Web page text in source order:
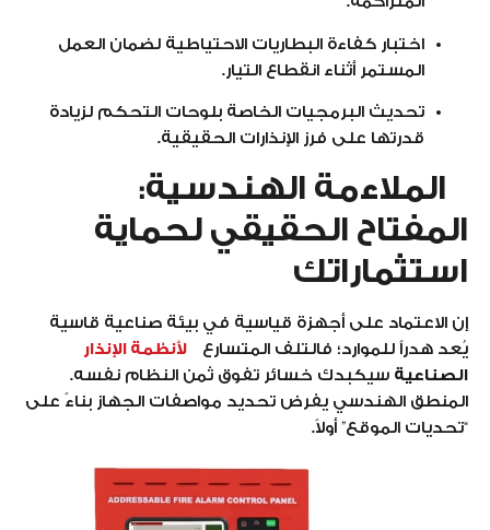
اختبار كفاءة البطاريات الاحتياطية لضمان العمل
المستمر أثناء انقطاع التيار.
تحديث البرمجيات الخاصة بلوحات التحكم لزيادة
قدرتها على فرز الإنذارات الحقيقية.
الملاءمة الهندسية:
المفتاح الحقيقي لحماية
استثماراتك
إن الاعتماد على أجهزة قياسية في بيئة صناعية قاسية
يُعد هدراً للموارد؛ فالتلف المتسارع لأنظمة الإنذار
الصناعية سيكبدك خسائر تفوق ثمن النظام نفسه.
المنطق الهندسي يفرض تحديد مواصفات الجهاز بناءً على
“تحديات الموقع” أولاً.